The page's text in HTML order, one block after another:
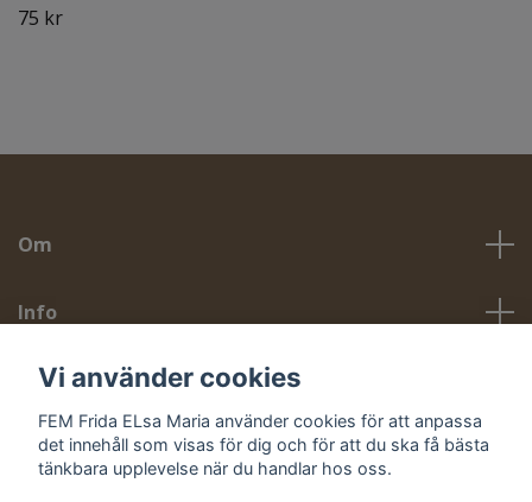
75 kr
Om
Info
Sociala medier
Vi använder cookies
FEM Frida ELsa Maria använder cookies för att anpassa
det innehåll som visas för dig och för att du ska få bästa
tänkbara upplevelse när du handlar hos oss.